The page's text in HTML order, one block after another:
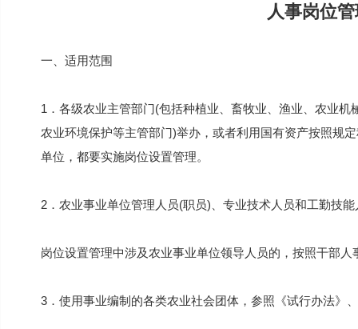
人事岗位
一、适用范围
1．各级农业主管部门(包括种植业、畜牧业、渔业、农业
农业环境保护等主管部门)举办，或者利用国有资产按照规
单位，都要实施岗位设置管理。
2．农业事业单位管理人员(职员)、专业技术人员和工勤技
岗位设置管理中涉及农业事业单位领导人员的，按照干部
3．使用事业编制的各类农业社会团体，参照《试行办法》